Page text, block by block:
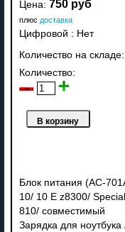
Цена: 750 руб
плюс доставка
Цифровой : Нет
Количество на складе:
Количество:
Блок питания (AC-
10/ 10 E z8300/
810/ совместимый
Зарядка для ноутбука